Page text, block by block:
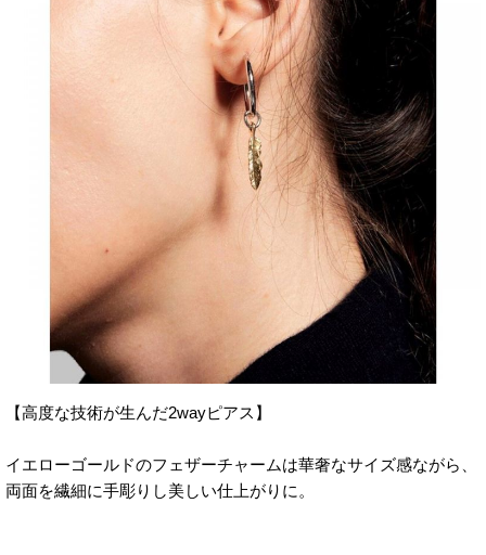
【高度な技術が生んだ2wayピアス 】
イエローゴールドのフェザーチャームは華奢なサイズ感ながら、
両面を繊細に手彫りし美しい仕上がりに。